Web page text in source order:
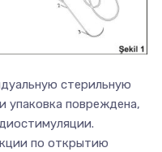
стерильную
упаковка повреждена,
по открытию